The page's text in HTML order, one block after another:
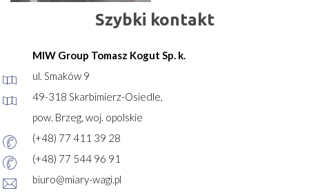
Szybki kontakt
MIW Group Tomasz Kogut Sp. k.
ul. Smaków 9
49-318 Skarbimierz-Osiedle,
pow. Brzeg, woj. opolskie
(+48) 77 411 39 28
(+48) 77 544 96 91
biuro@miary-wagi.pl